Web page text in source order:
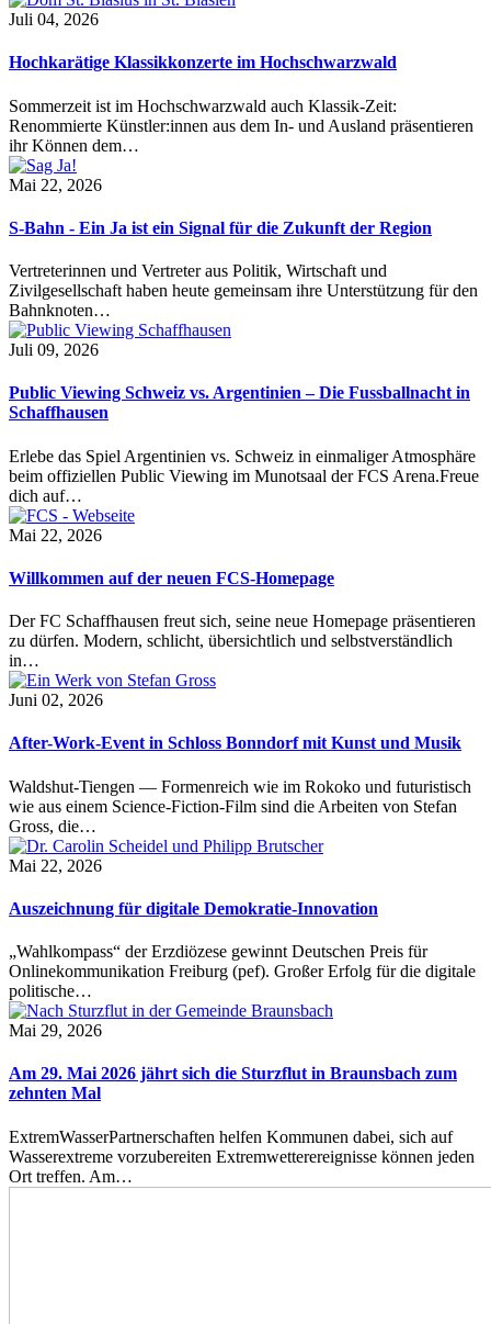
Juli 04, 2026
Hochkarätige Klassikkonzerte im Hochschwarzwald
Sommerzeit ist im Hochschwarzwald auch Klassik-Zeit:
Renommierte Künstler:innen aus dem In- und Ausland präsentieren
ihr Können dem…
Mai 22, 2026
S-Bahn - Ein Ja ist ein Signal für die Zukunft der Region
Vertreterinnen und Vertreter aus Politik, Wirtschaft und
Zivilgesellschaft haben heute gemeinsam ihre Unterstützung für den
Bahnknoten…
Juli 09, 2026
Public Viewing Schweiz vs. Argentinien – Die Fussballnacht in
Schaffhausen
Erlebe das Spiel Argentinien vs. Schweiz in einmaliger Atmosphäre
beim offiziellen Public Viewing im Munotsaal der FCS Arena.Freue
dich auf…
Mai 22, 2026
Willkommen auf der neuen FCS-Homepage
Der FC Schaffhausen freut sich, seine neue Homepage präsentieren
zu dürfen. Modern, schlicht, übersichtlich und selbstverständlich
in…
Juni 02, 2026
After-Work-Event in Schloss Bonndorf mit Kunst und Musik
Waldshut-Tiengen — Formenreich wie im Rokoko und futuristisch
wie aus einem Science-Fiction-Film sind die Arbeiten von Stefan
Gross, die…
Mai 22, 2026
Auszeichnung für digitale Demokratie-Innovation
„Wahlkompass“ der Erzdiözese gewinnt Deutschen Preis für
Onlinekommunikation Freiburg (pef). Großer Erfolg für die digitale
politische…
Mai 29, 2026
Am 29. Mai 2026 jährt sich die Sturzflut in Braunsbach zum
zehnten Mal
ExtremWasserPartnerschaften helfen Kommunen dabei, sich auf
Wasserextreme vorzubereiten Extremwetterereignisse können jeden
Ort treffen. Am…